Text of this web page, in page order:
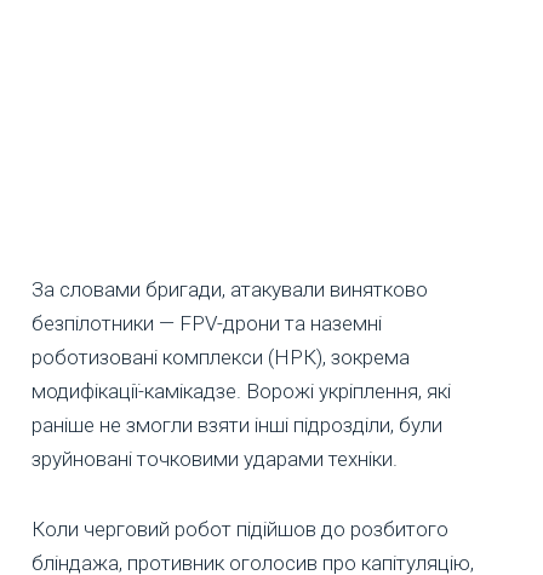
За словами бригади, атакували винятково
безпілотники — FPV-дрони та наземні
роботизовані комплекси (НРК), зокрема
модифікації-камікадзе. Ворожі укріплення, які
раніше не змогли взяти інші підрозділи, були
зруйновані точковими ударами техніки.
Коли черговий робот підійшов до розбитого
бліндажа, противник оголосив про капітуляцію,